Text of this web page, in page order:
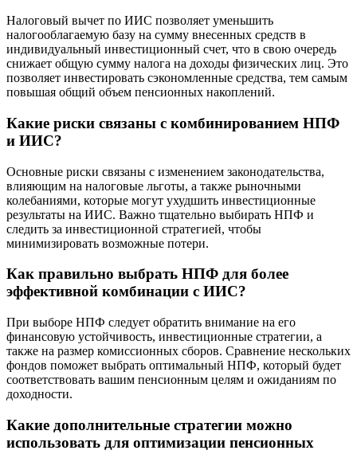
Налоговый вычет по ИИС позволяет уменьшить
налогооблагаемую базу на сумму внесенных средств в
индивидуальный инвестиционный счет, что в свою очередь
снижает общую сумму налога на доходы физических лиц. Это
позволяет инвестировать сэкономленные средства, тем самым
повышая общий объем пенсионных накоплений.
Какие риски связаны с комбинированием НПФ
и ИИС?
Основные риски связаны с изменением законодательства,
влияющим на налоговые льготы, а также рыночными
колебаниями, которые могут ухудшить инвестиционные
результаты на ИИС. Важно тщательно выбирать НПФ и
следить за инвестиционной стратегией, чтобы
минимизировать возможные потери.
Как правильно выбрать НПФ для более
эффективной комбинации с ИИС?
При выборе НПФ следует обратить внимание на его
финансовую устойчивость, инвестиционные стратегии, а
также на размер комиссионных сборов. Сравнение нескольких
фондов поможет выбрать оптимальный НПФ, который будет
соответствовать вашим пенсионным целям и ожиданиям по
доходности.
Какие дополнительные стратегии можно
использовать для оптимизации пенсионных